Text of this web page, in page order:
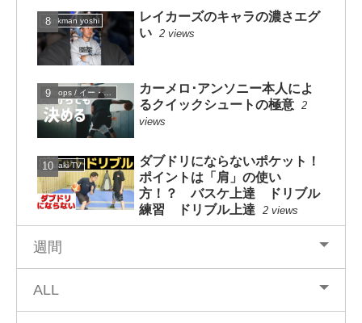
dunkman yoshi
レイカーズのキャラの濃さエグ
い 2 views
eHoops / イー・フープス
カーメロ･アンソニー本人によ
るクイックシュートの極意 2
views
mituaki TV
ダブドリにならないポケット！
ポイントは「肩」の使い
方！？ バスケ上達 ドリブル
練習 ドリブル上達
2 views
週間
ALL